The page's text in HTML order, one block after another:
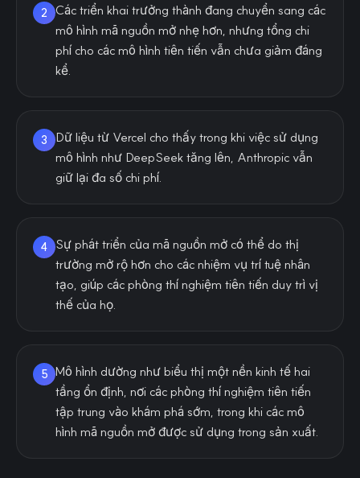
2
Các triển khai trưởng thành đang chuyển sang các
mô hình mã nguồn mở nhẹ hơn, nhưng tổng chi
phí cho các mô hình tiên tiến vẫn chưa giảm đáng
kể.
3
Dữ liệu từ Vercel cho thấy trong khi việc sử dụng
mô hình như DeepSeek tăng lên, Anthropic vẫn
giữ lại đa số chi phí.
4
Sự phát triển của mã nguồn mở có thể do thị
trường mở rộ hơn cho các nhiệm vụ trí tuệ nhân
tạo, giúp các phòng thí nghiệm tiên tiến duy trì vị
thế của họ.
5 Mô hình dường như biểu thị một nền kinh tế hai
tầng ổn định, nơi các phòng thí nghiệm tiên tiến
tập trung vào khám phá sớm, trong khi các mô
hình mã nguồn mở được sử dụng trong sản xuất.